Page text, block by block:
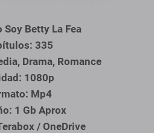
Betty La Fea
335
Drama, Romance
1080p
Mp4
1 Gb Aprox
/ OneDrive